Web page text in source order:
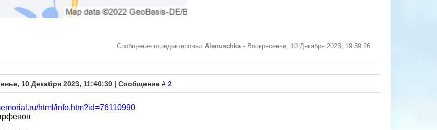
Сообщение отредактировал Alenuschka- Воскресенье, 10 Декабря 2023, 19:59:26
10 Декабря 2023, 11:40:30 | Сообщение # 2
html/info.htm?id=76110990